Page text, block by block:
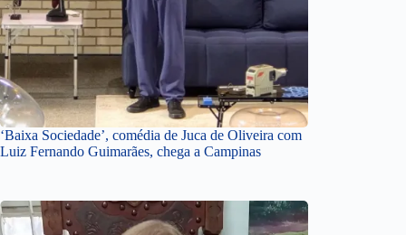
‘Baixa Sociedade’, comédia de Juca de Oliveira com
Luiz Fernando Guimarães, chega a Campinas